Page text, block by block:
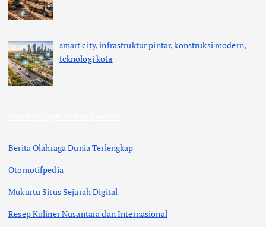
smart city, infrastruktur pintar, konstruksi modern,
teknologi kota
Berita Olahraga Dunia Terlengkap
Otomotifpedia
Mukurtu Situs Sejarah Digital
Resep Kuliner Nusantara dan Internasional